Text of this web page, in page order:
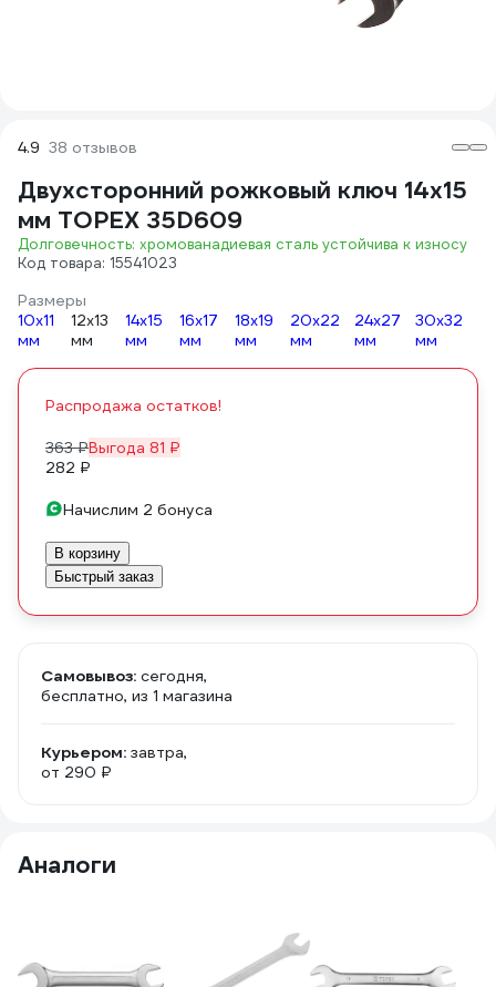
4.9 38 отзывов
Двухсторонний рожковый ключ 14х15
мм TOPEX 35D609
Долговечность: хромованадиевая сталь устойчива к износу
Код товара: 15541023
Размеры
10х11
мм
12х13
мм
14х15
мм
16х17
мм
18х19
мм
20х22
мм
24х27
мм
30х32
мм
Распродажа остатков!
363 ₽Выгода 81 ₽
282 ₽
Начислим 2 бонуса
В корзину
Быстрый заказ
Самовывоз: сегодня,
бесплатно, из 1 магазина
Курьером: завтра,
от 290 ₽
Аналоги